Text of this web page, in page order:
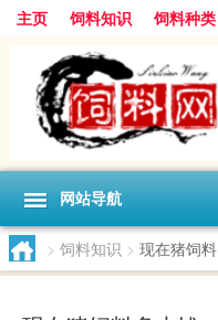
主页 饲料知识 饲料种类
网站导航
> 饲料知识 > 现在猪饲